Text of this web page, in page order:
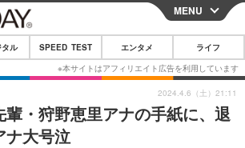
CLOSE
スマートフォン
MENU
タル SPEED TEST エンタメ ライフ
輩・狩野恵里アナの手紙に、退
ナ大号泣
2024.4.6（土）21:11